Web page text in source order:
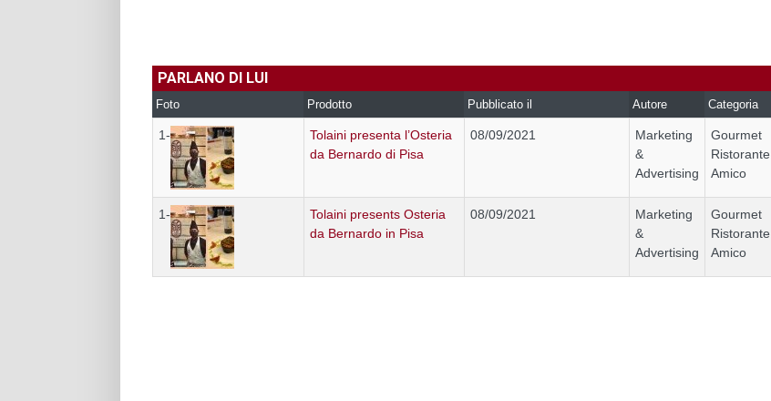
PARLANO DI LUI
Foto Prodotto Pubblicato il Autore Categoria
1-
Tolaini presenta l’Osteria
da Bernardo di Pisa
08/09/2021
Marketing
&
Advertising
Gourmet
Ristorante
Amico
1-
Tolaini presents Osteria
da Bernardo in Pisa
08/09/2021
Marketing
&
Advertising
Gourmet
Ristorante
Amico